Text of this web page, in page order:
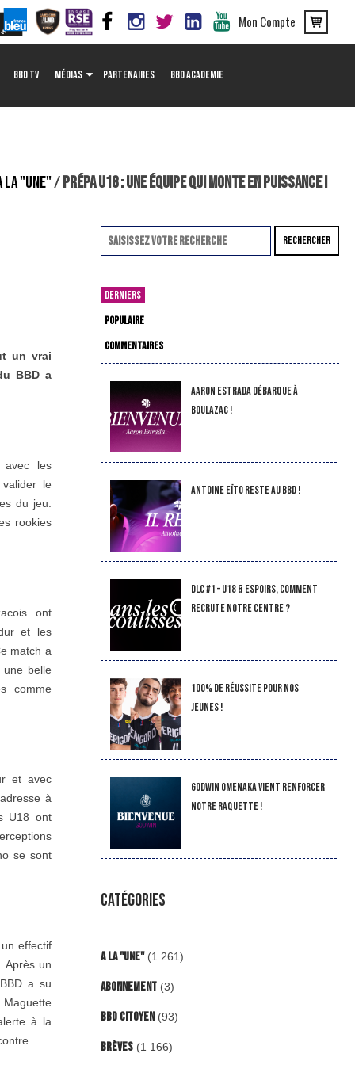
Mon Compte
BBD TV MÉDIAS PARTENAIRES BBD ACADEMIE
LA "UNE"/ PRÉPA U18 : UNE ÉQUIPE QUI MONTE EN PUISSANCE !
un vrai
BBD a
avec les
le
du jeu.
rookies
ont
et les
match a
une belle
comme
et avec
à
U18 ont
se sont
effectif
Après un
a su
Maguette
à la
RECHERCHER
DERNIERS
POPULAIRE
COMMENTAIRES
Aaron Estrada débarque à
Boulazac !
Antoine Eïto reste au BBD !
DLC #1 – U18 & Espoirs, comment
recrute notre Centre ?
100% de réussite pour nos
jeunes !
Godwin Omenaka vient renforcer
notre raquette !
CATÉGORIES
A la "Une"(1 261)
Abonnement(3)
BBD Citoyen (93)
Brèves(1 166)